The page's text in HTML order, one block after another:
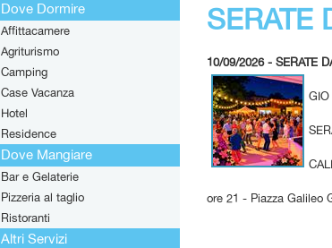
Dove Dormire
Affittacamere
Agriturismo
Camping
Case Vacanza
Hotel
Residence
Dove Mangiare
Bar e Gelaterie
Pizzeria al taglio
Ristoranti
Altri Servizi
SERATE
10/09/2026 - SERATE
GIO
ore 21 - Piazza Galileo